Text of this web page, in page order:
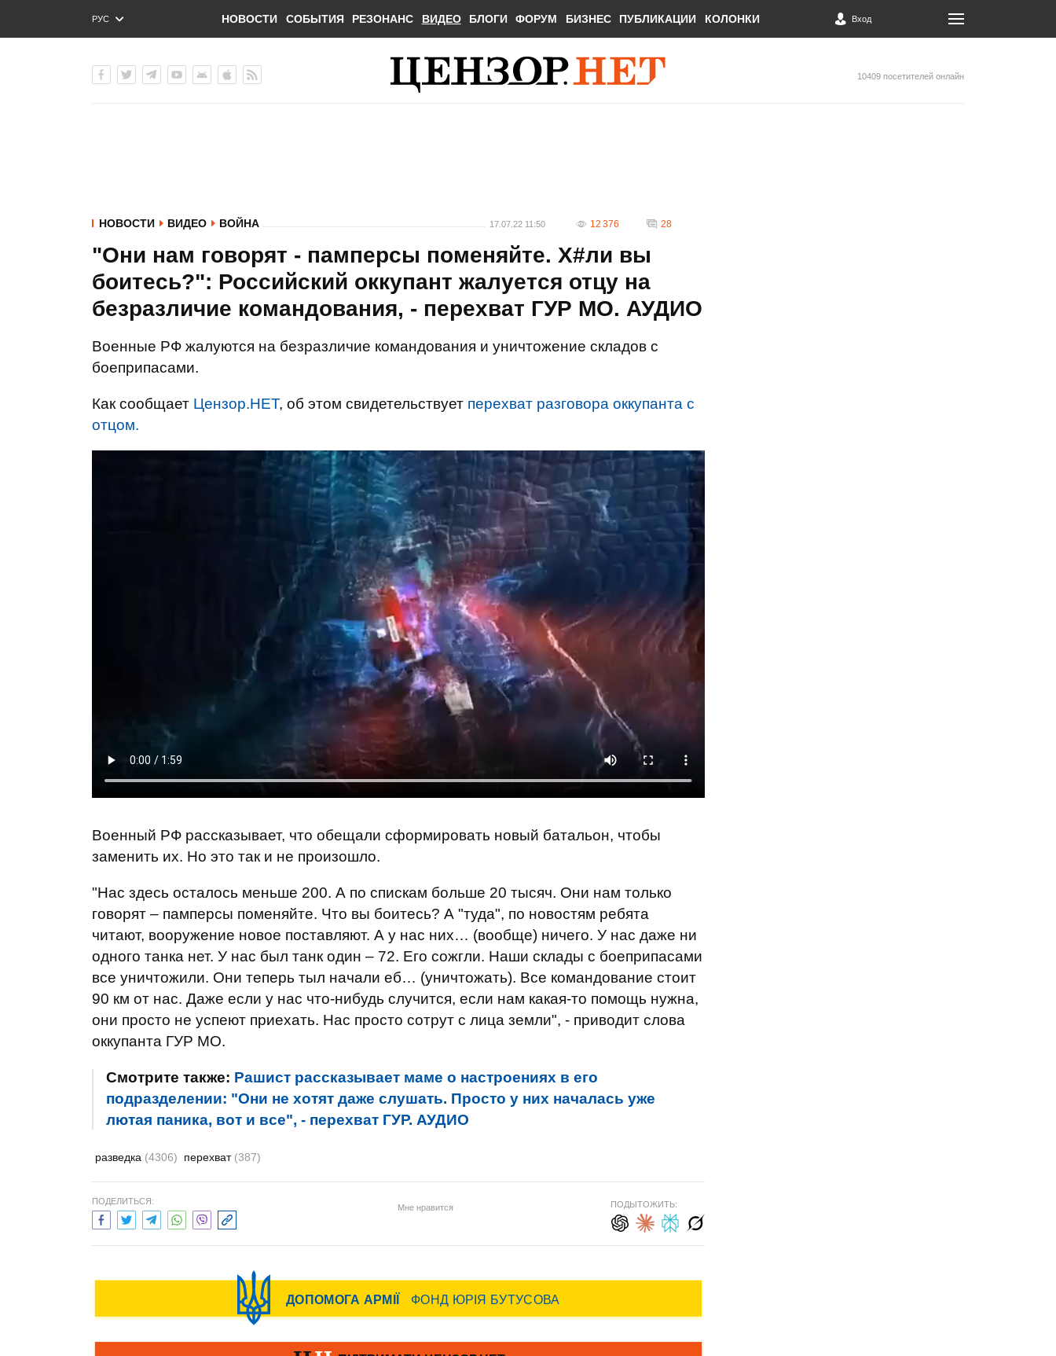
РУС
ENG
НОВОСТИ СОБЫТИЯ РЕЗОНАНС ВИДЕО БЛОГИ ФОРУМ БИЗНЕС ПУБЛИКАЦИИ КОЛОНКИ Вход
10409 посетителей онлайн
НОВОСТИ ВИДЕО ВОЙНА 17.07.22 11:50 12 376 28
"Они нам говорят - памперсы поменяйте. Х#ли вы
боитесь?": Российский оккупант жалуется отцу на
безразличие командования, - перехват ГУР МО. АУДИО
Военные РФ жалуются на безразличие командования и уничтожение складов с
боеприпасами.
Как сообщает Цензор.НЕТ, об этом свидетельствует перехват разговора оккупанта с
отцом.
Военный РФ рассказывает, что обещали сформировать новый батальон, чтобы
заменить их. Но это так и не произошло.
"Нас здесь осталось меньше 200. А по спискам больше 20 тысяч. Они нам только
говорят – памперсы поменяйте. Что вы боитесь? А "туда", по новостям ребята
читают, вооружение новое поставляют. А у нас них… (вообще) ничего. У нас даже ни
одного танка нет. У нас был танк один – 72. Его сожгли. Наши склады с боеприпасами
все уничтожили. Они теперь тыл начали еб… (уничтожать). Все командование стоит
90 км от нас. Даже если у нас что-нибудь случится, если нам какая-то помощь нужна,
они просто не успеют приехать. Нас просто сотрут с лица земли", - приводит слова
оккупанта ГУР МО.
Смотрите также: Рашист рассказывает маме о настроениях в его
подразделении: "Они не хотят даже слушать. Просто у них началась уже
лютая паника, вот и все", - перехват ГУР. АУДИО
разведка (4306) перехват (387)
ПОДЕЛИТЬСЯ:
Мне нравится ПОДЫТОЖИТЬ: